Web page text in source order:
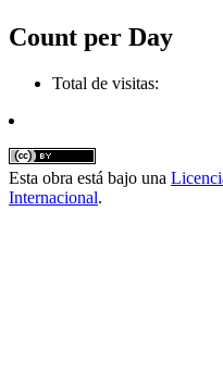
Count per Day
Total de visitas:
Esta obra está bajo una
Internacional.